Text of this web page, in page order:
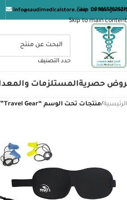
Skip to navigation
Skip to main content
info@saudimedicalstore.com
حدد التصنيف
حصريةالمستلزمات
الرئيسية/منتجات تحت الوسم “Travel Gear”